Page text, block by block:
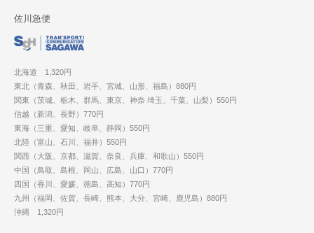
佐川急便
北海道 1,320円
東北（青森、秋田、岩手、宮城、山形、福島）880円
関東（茨城、栃木、群馬、東京、神奈 埼玉、千葉、山梨）550円
信越（新潟、長野）770円
東海（三重、愛知、岐阜、静岡）550円
北陸（富山、石川、福井）550円
関西（大阪、京都、滋賀、奈良、兵庫、和歌山）550円
中国（鳥取、島根、岡山、広島、山口）770円
四国（香川、愛媛、徳島、高知）770円
九州（福岡、佐賀、長崎、熊本、大分、宮崎、鹿児島）880円
沖縄 1,320円